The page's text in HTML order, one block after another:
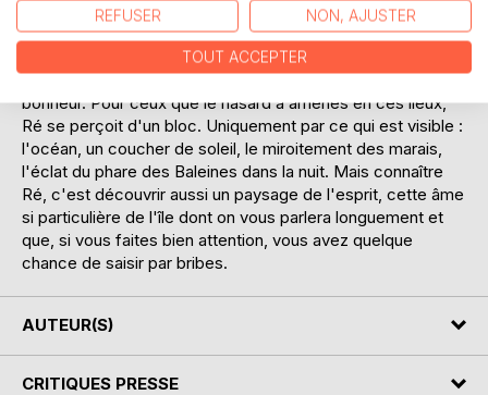
d'eau farouche rappelle les solitudes sauvages de la
Camargue. Une dizaine de villages blancs comme de la
chaux, envahis de roses trémières et quelques port
colorés apportent à ce décor une certaine image du
bonheur. Pour ceux que le hasard a amenés en ces lieux,
Ré se perçoit d'un bloc. Uniquement par ce qui est visible :
l'océan, un coucher de soleil, le miroitement des marais,
l'éclat du phare des Baleines dans la nuit. Mais connaître
Ré, c'est découvrir aussi un paysage de l'esprit, cette âme
si particulière de l'île dont on vous parlera longuement et
que, si vous faites bien attention, vous avez quelque
chance de saisir par bribes.
AUTEUR(S)
CRITIQUES PRESSE
REFUSER NON, AJUSTER
TOUT ACCEPTER